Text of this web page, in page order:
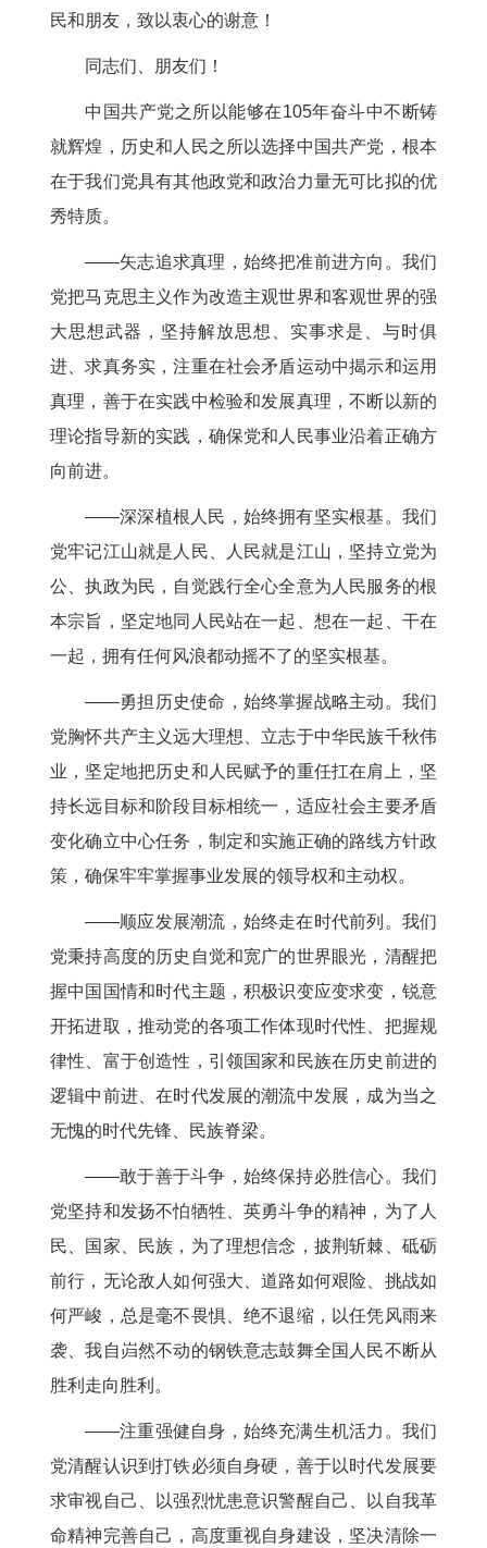
民和朋友，致以衷心的谢意！
同志们、朋友们！
中国共产党之所以能够在105年奋斗中不断铸
就辉煌，历史和人民之所以选择中国共产党，根本
在于我们党具有其他政党和政治力量无可比拟的优
秀特质。
——矢志追求真理，始终把准前进方向。我们
党把马克思主义作为改造主观世界和客观世界的强
大思想武器，坚持解放思想、实事求是、与时俱
进、求真务实，注重在社会矛盾运动中揭示和运用
真理，善于在实践中检验和发展真理，不断以新的
理论指导新的实践，确保党和人民事业沿着正确方
向前进。
——深深植根人民，始终拥有坚实根基。我们
党牢记江山就是人民、人民就是江山，坚持立党为
公、执政为民，自觉践行全心全意为人民服务的根
本宗旨，坚定地同人民站在一起、想在一起、干在
一起，拥有任何风浪都动摇不了的坚实根基。
——勇担历史使命，始终掌握战略主动。我们
党胸怀共产主义远大理想、立志于中华民族千秋伟
业，坚定地把历史和人民赋予的重任扛在肩上，坚
持长远目标和阶段目标相统一，适应社会主要矛盾
变化确立中心任务，制定和实施正确的路线方针政
策，确保牢牢掌握事业发展的领导权和主动权。
——顺应发展潮流，始终走在时代前列。我们
党秉持高度的历史自觉和宽广的世界眼光，清醒把
握中国国情和时代主题，积极识变应变求变，锐意
开拓进取，推动党的各项工作体现时代性、把握规
律性、富于创造性，引领国家和民族在历史前进的
逻辑中前进、在时代发展的潮流中发展，成为当之
无愧的时代先锋、民族脊梁。
——敢于善于斗争，始终保持必胜信心。我们
党坚持和发扬不怕牺牲、英勇斗争的精神，为了人
民、国家、民族，为了理想信念，披荆斩棘、砥砺
前行，无论敌人如何强大、道路如何艰险、挑战如
何严峻，总是毫不畏惧、绝不退缩，以任凭风雨来
袭、我自岿然不动的钢铁意志鼓舞全国人民不断从
胜利走向胜利。
——注重强健自身，始终充满生机活力。我们
党清醒认识到打铁必须自身硬，善于以时代发展要
求审视自己、以强烈忧患意识警醒自己、以自我革
命精神完善自己，高度重视自身建设，坚决清除一